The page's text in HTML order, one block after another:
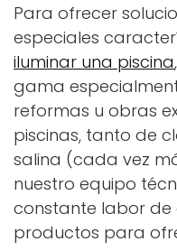
Para ofrecer
especiales
iluminar una piscina,
gama
reformas u obras
piscinas, tanto de
salina (cada vez
nuestro equipo
constante labor de
productos para